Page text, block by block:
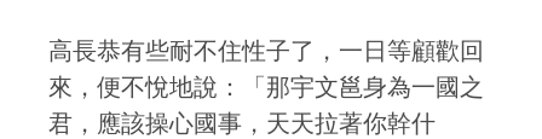
高長恭有些耐不住性子了，一日等顧歡回
來，便不悅地說：「那宇文邕身為一國之
君，應該操心國事，天天拉著你幹什